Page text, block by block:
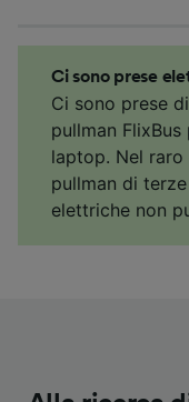
Ci sono prese
Ci sono prese
pullman
laptop. Nel
pullman di
elettriche non